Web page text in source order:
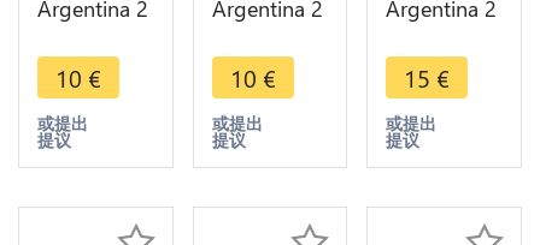
Argentina 2
Capped
Liberty
Head 1893
-> Make
10 €
或提出
提议
Argentina 2
Capped
Liberty
Head 1890
-> Make
10 €
或提出
提议
Argentina 2
Capped
Liberty
Head 1884
AU -> Make
15 €
或提出
提议